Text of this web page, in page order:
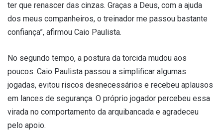
ter que renascer das cinzas. Graças a Deus, com a ajuda
dos meus companheiros, o treinador me passou bastante
confiança”, afirmou Caio Paulista.
No segundo tempo, a postura da torcida mudou aos
poucos. Caio Paulista passou a simplificar algumas
jogadas, evitou riscos desnecessários e recebeu aplausos
em lances de segurança. O próprio jogador percebeu essa
virada no comportamento da arquibancada e agradeceu
pelo apoio.